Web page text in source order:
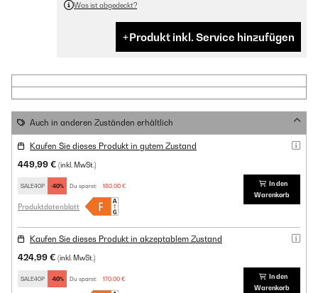
Was ist abgedeckt?
Produkt inkl. Service hinzufügen
Auch in anderen Zuständen erhältlich
Kaufen Sie dieses Produkt in gutem Zustand
449,99 € (inkl. MwSt.)
SALE40P -40% Du sparst: 180,00 €
Produktdatenblatt
In den
Warenkorb
Kaufen Sie dieses Produkt in akzeptablem Zustand
424,99 € (inkl. MwSt.)
SALE40P -40% Du sparst: 170,00 €
In den
Warenkorb